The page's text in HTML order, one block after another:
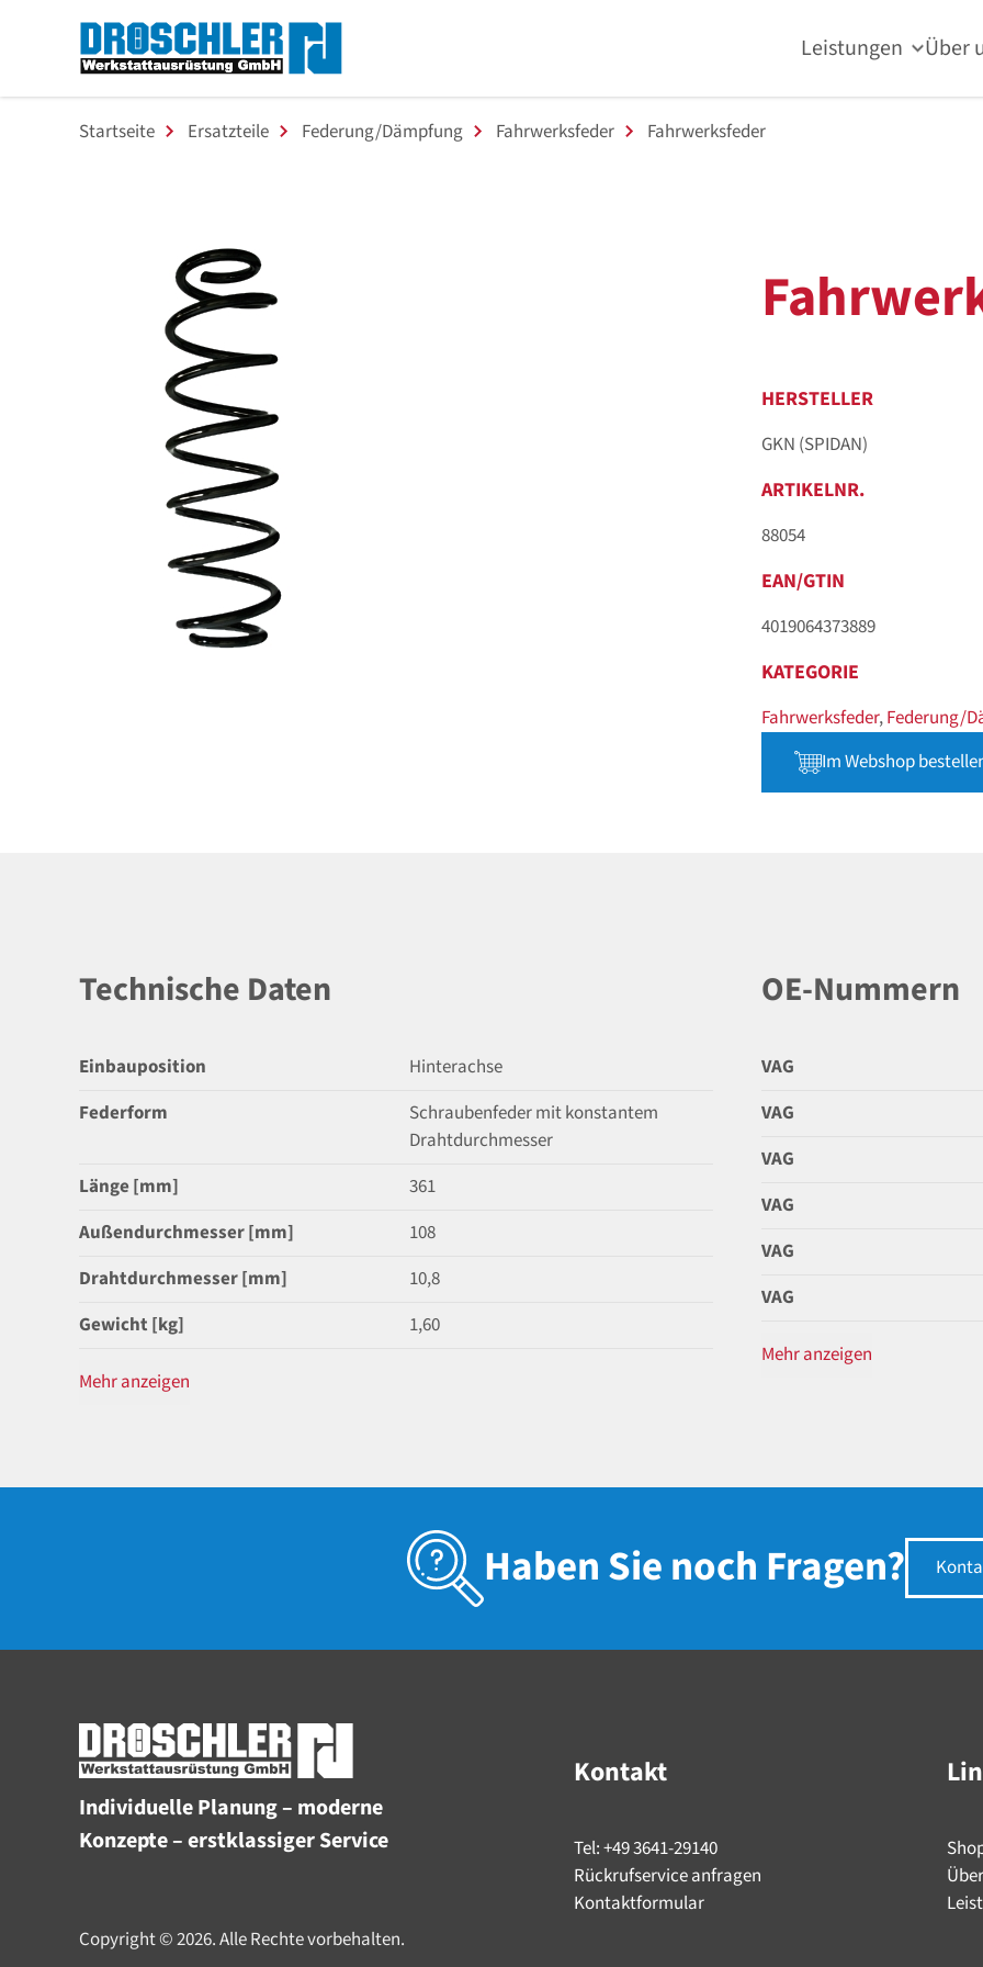
Leistungen Über
Startseite Ersatzteile Federung/Dämpfung Fahrwerksfeder Fahrwerksfeder
HERSTELLER
GKN (SPIDAN)
ARTIKELNR.
88054
EAN/GTIN
4019064373889
KATEGORIE
Fahrwerksfeder,Federung/
Im Webshop
Technische Daten
Einbauposition
Hinterachse
Federform
Schraubenfeder mit konstantem
Drahtdurchmesser
Länge [mm]
361
Außendurchmesser [mm]
108
Drahtdurchmesser [mm]
10,8
Gewicht [kg]
1,60
Mehr anzeigen
OE-Nummern
VAG
VAG
VAG
VAG
VAG
VAG
Mehr anzeigen
Haben Sie noch Fragen?
Individuelle Planung – moderne
Konzepte – erstklassiger Service
Kontakt
Tel: +49 3641-29140
Rückrufservice anfragen
Kontaktformular
Copyright © 2026. Alle Rechte vorbehalten.